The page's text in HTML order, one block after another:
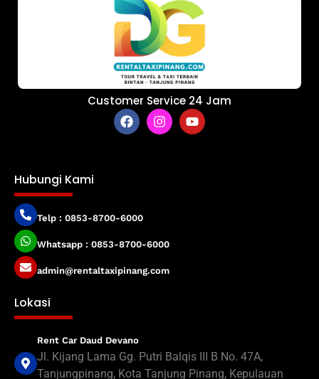
Customer Service 24 Jam
Hubungi Kami
Telp : 0853-8700-6000
Whatsapp : 0853-8700-6000
admin@rentaltaxipinang.com
Lokasi
Rent Car Daud Devano
Jl. Kijang Lama Gg. Putri Balqis III B No. 47A,
Tanjungpinang, Kota Tanjung Pinang, Kepulauan